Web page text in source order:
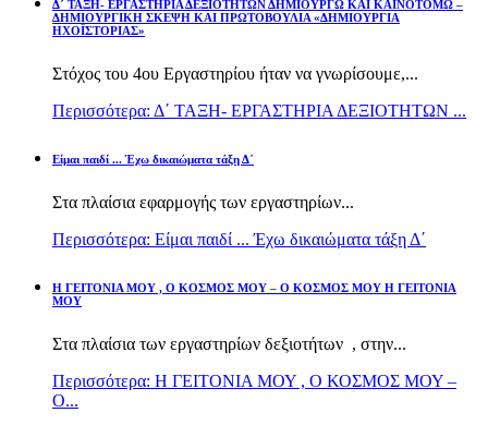
Δ΄ ΤΑΞΗ- ΕΡΓΑΣΤΗΡΙΑ ΔΕΞΙΟΤΗΤΩΝ ΔΗΜΙΟΥΡΓΩ ΚΑΙ ΚΑΙΝΟΤΟΜΩ –
ΔΗΜΙΟΥΡΓΙΚΗ ΣΚΕΨΗ ΚΑΙ ΠΡΩΤΟΒΟΥΛΙΑ «ΔΗΜΙΟΥΡΓΙΑ
ΗΧΟΪΣΤΟΡΙΑΣ»
Στόχος του 4ου Εργαστηρίου ήταν να γνωρίσουμε,...
Περισσότερα: Δ΄ ΤΑΞΗ- ΕΡΓΑΣΤΗΡΙΑ ΔΕΞΙΟΤΗΤΩΝ ...
Είμαι παιδί ... Έχω δικαιώματα τάξη Δ΄
Στα πλαίσια εφαρμογής των εργαστηρίων...
Περισσότερα: Είμαι παιδί ... Έχω δικαιώματα τάξη Δ΄
Η ΓΕΙΤΟΝΙΑ ΜΟΥ , Ο ΚΟΣΜΟΣ ΜΟΥ – Ο ΚΟΣΜΟΣ ΜΟΥ Η ΓΕΙΤΟΝΙΑ
ΜΟΥ
Στα πλαίσια των εργαστηρίων δεξιοτήτων , στην...
Περισσότερα: Η ΓΕΙΤΟΝΙΑ ΜΟΥ , Ο ΚΟΣΜΟΣ ΜΟΥ –
Ο...